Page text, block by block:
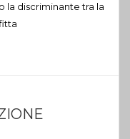
la discriminante tra la